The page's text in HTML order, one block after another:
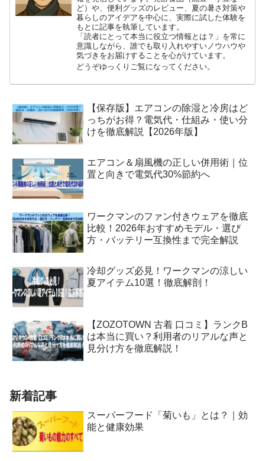
ど）や、便利グッズのレビュー、夏の暑さ対策や
暮らしのアイデアを中心に、実際に試した体験を
もとに記事を執筆しています。
「読者にとって本当に役立つ情報とは？」を常に
意識しながら、誰でも取り入れやすいノウハウや
気づきをお届けすることを心がけています。
どうぞゆっくりご覧になってください。
【保存版】エアコンの除湿と冷房はど
っちがお得？電気代・仕組み・使い分
けを徹底解説【2026年版】
エアコン＆扇風機の正しい併用術｜位
置と向きで電気代30%節約へ
ワークマンのファン付きウェアを徹底
比較！2026年おすすめモデル・選び
方・バッテリー互換性まで完全解説
冷却グッズ必見！ワークマンの涼しい
夏アイテム10選！徹底解剖！
【ZOZOTOWN 古着 口コミ】ランクB
は本当に買い？利用者のリアルな声と
見分け方を徹底解説！
新着記事
スーパーフード「菊いも」とは？｜効
能と健康効果